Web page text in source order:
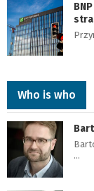
Who is who
…